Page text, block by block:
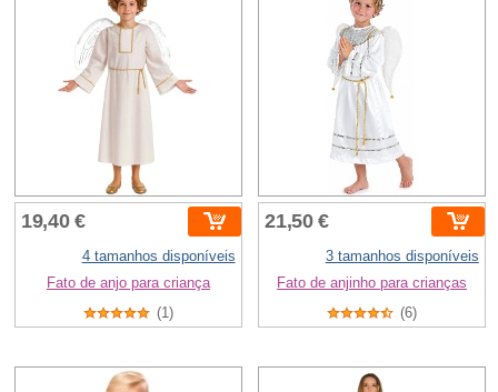
19,40 €
4 tamanhos disponíveis
Fato de anjo para criança
(1)
21,50 €
3 tamanhos disponíveis
Fato de anjinho para crianças
(6)